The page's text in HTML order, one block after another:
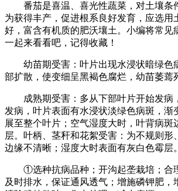
番茄是喜温、喜光性蔬菜，对土壤条
为获得丰产，促进根系良好发育，应选用
好，富含有机质的肥沃壤土。小编将常见
一起来看看吧，记得收藏！
幼苗期受害：叶片出现水浸状暗绿色
部扩散，使变细呈黑褐色腐烂，幼苗萎蔫
成熟期受害：多从下部叶片开始发病
发病，叶片表面有水浸状淡绿色病斑，渐
展至整个叶片；空气湿度大时，叶背病斑
层。叶柄、茎秆和花絮受害：为不规则形
边缘不清晰；湿度大时表面有灰白色霉层。
①选种抗病品种；开沟起垄栽培；合理
及时排水，保证通风透气；增施磷钾肥，